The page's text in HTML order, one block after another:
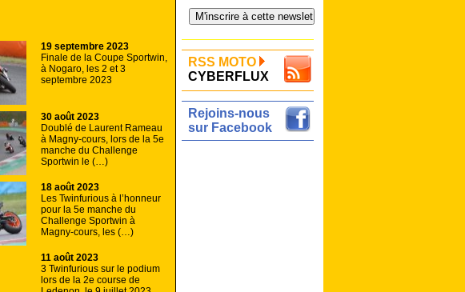
19 septembre 2023
Finale de la Coupe Sportwin,
à Nogaro, les 2 et 3
septembre 2023
30 août 2023
Doublé de Laurent Rameau
à Magny-cours, lors de la 5e
manche du Challenge
Sportwin le (…)
18 août 2023
Les Twinfurious à l’honneur
pour la 5e manche du
Challenge Sportwin à
Magny-cours, les (…)
11 août 2023
3 Twinfurious sur le podium
lors de la 2e course de
RSS MOTO
CYBERFLUX
Rejoins-nous
sur Facebook